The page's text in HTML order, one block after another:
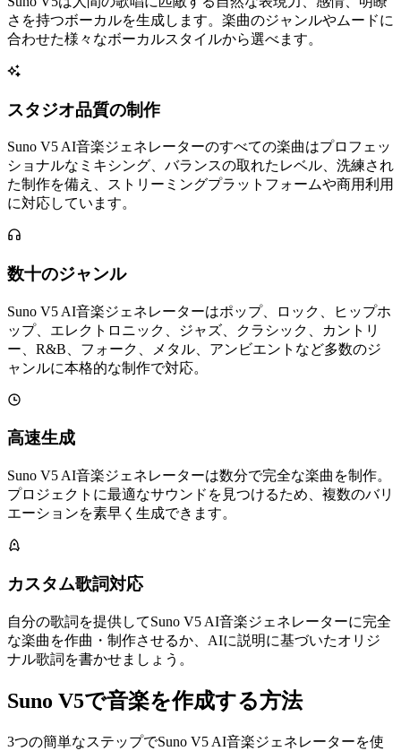
さを持つボーカルを生成します。楽曲のジャンルやムードに
合わせた様々なボーカルスタイルから選べます。
スタジオ品質の制作
Suno V5 AI音楽ジェネレーターのすべての楽曲はプロフェッ
ショナルなミキシング、バランスの取れたレベル、洗練され
た制作を備え、ストリーミングプラットフォームや商用利用
に対応しています。
数十のジャンル
Suno V5 AI音楽ジェネレーターはポップ、ロック、ヒップホ
ップ、エレクトロニック、ジャズ、クラシック、カントリ
ー、R&B、フォーク、メタル、アンビエントなど多数のジ
ャンルに本格的な制作で対応。
高速生成
Suno V5 AI音楽ジェネレーターは数分で完全な楽曲を制作。
プロジェクトに最適なサウンドを見つけるため、複数のバリ
エーションを素早く生成できます。
カスタム歌詞対応
自分の歌詞を提供してSuno V5 AI音楽ジェネレーターに完全
な楽曲を作曲・制作させるか、AIに説明に基づいたオリジ
ナル歌詞を書かせましょう。
Suno V5で音楽を作成する方法
3つの簡単なステップでSuno V5 AI音楽ジェネレーターを使